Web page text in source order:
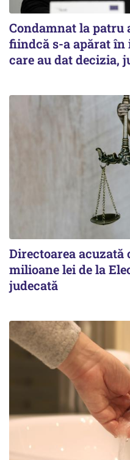
Condamnat la patru
fiindcă s-a apărat
care au dat decizia,
Directoarea acuzată
milioane lei de la
judecată